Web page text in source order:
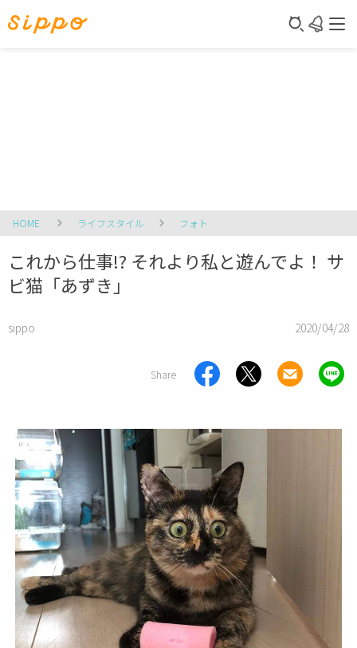
HOME ライフスタイル フォト
これから仕事!? それより私と遊んでよ！ サ
ビ猫「あずき」
sippo 2020/04/28
Share